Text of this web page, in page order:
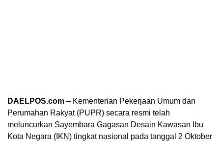
DAELPOS.com – Kementerian Pekerjaan Umum dan
Perumahan Rakyat (PUPR) secara resmi telah
meluncurkan Sayembara Gagasan Desain Kawasan Ibu
Kota Negara (IKN) tingkat nasional pada tanggal 2 Oktober